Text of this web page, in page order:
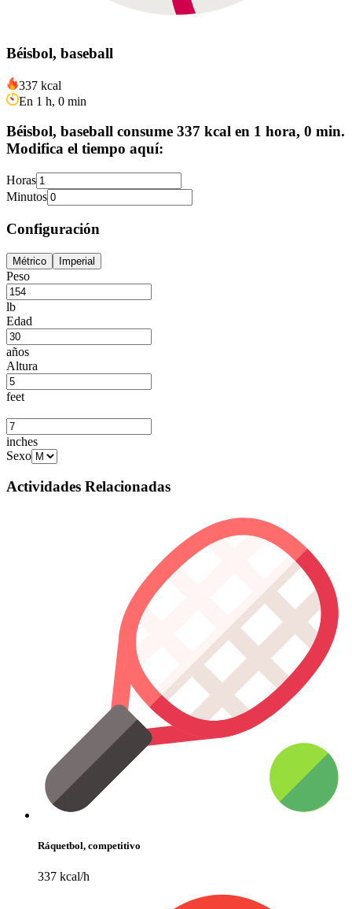
Béisbol, baseball
337 kcal
En 1 h, 0 min
Béisbol, baseball consume 337 kcal en 1 hora, 0 min.
Modifica el tiempo aquí:
Horas
Minutos
Configuración
Métrico Imperial
Peso
lb
Edad
años
Altura
feet
inches
Sexo
Actividades Relacionadas
Ráquetbol, competitivo
337 kcal/h